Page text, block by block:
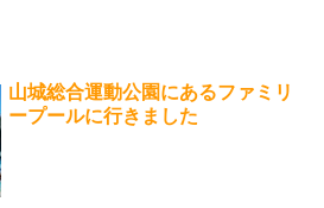
山城総合運動公園にあるファミリ
ープールに行きました